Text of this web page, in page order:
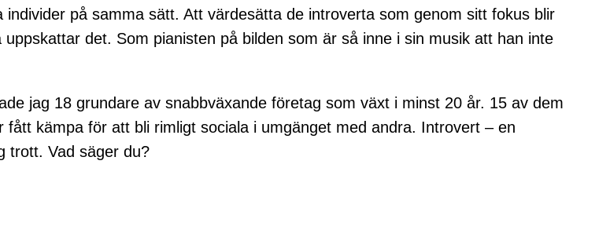
på samma sätt. Att värdesätta de introverta som genom sitt fokus blir
det. Som pianisten på bilden som är så inne i sin musik att han inte
jag 18 grundare av snabbväxande företag som växt i minst 20 år. 15 av dem
kämpa för att bli rimligt sociala i umgänget med andra. Introvert – en
trott. Vad säger du?